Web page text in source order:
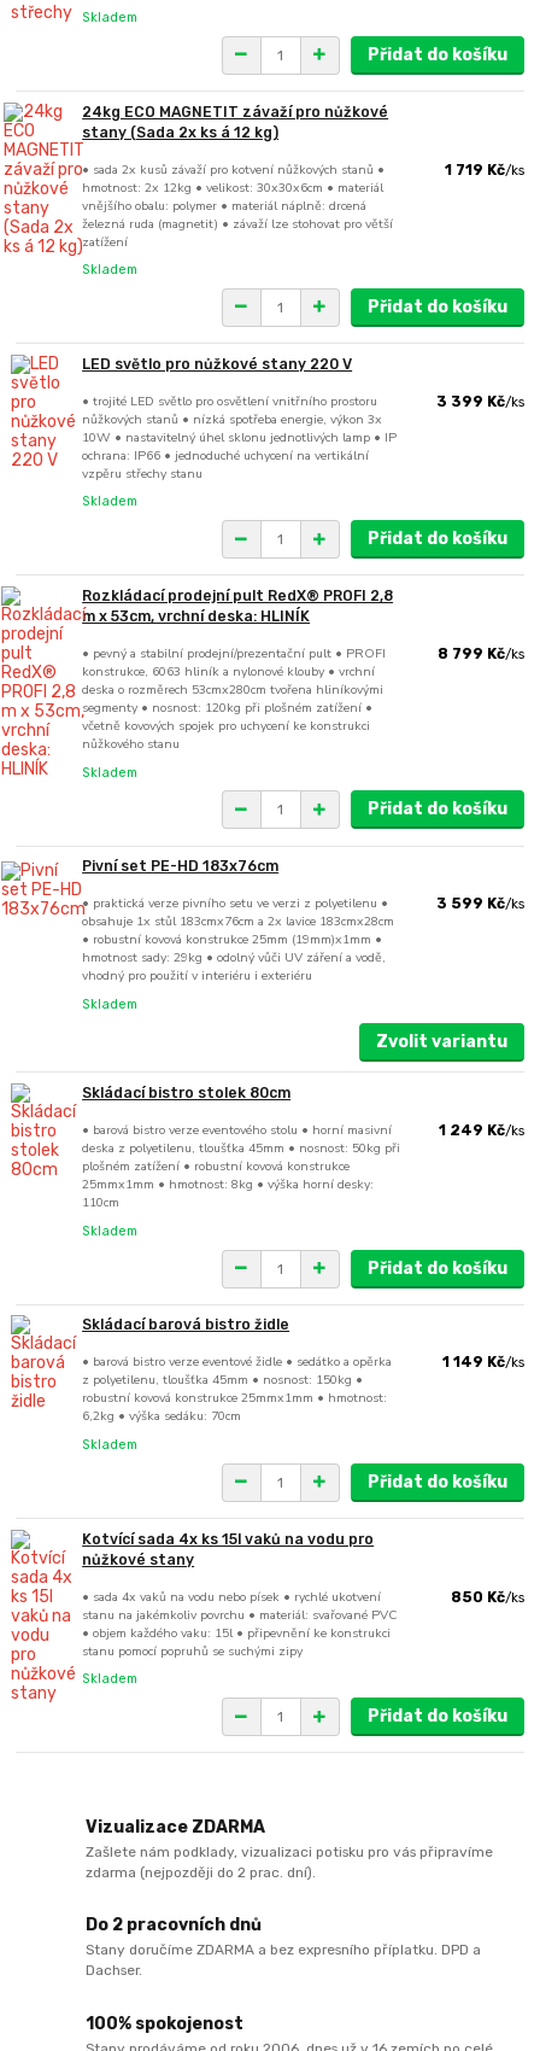
Skladem
Přidat do košíku
24kg ECO MAGNETIT závaží pro nůžkové
stany (Sada 2x ks á 12 kg)
• sada 2x kusů závaží pro kotvení nůžkových stanů •
hmotnost: 2x 12kg • velikost: 30x30x6cm • materiál
vnějšího obalu: polymer • materiál náplně: drcená
železná ruda (magnetit) • závaží lze stohovat pro větší
zatížení
1 719 Kč/ks
Skladem
Přidat do košíku
LED světlo pro nůžkové stany 220 V
• trojité LED světlo pro osvětlení vnitřního prostoru
nůžkových stanů • nízká spotřeba energie, výkon 3x
10W • nastavitelný úhel sklonu jednotlivých lamp • IP
ochrana: IP66 • jednoduché uchycení na vertikální
vzpěru střechy stanu
3 399 Kč/ks
Skladem
Přidat do košíku
Rozkládací prodejní pult RedX® PROFI 2,8
m x 53cm, vrchní deska: HLINÍK
• pevný a stabilní prodejní/prezentační pult • PROFI
konstrukce, 6063 hliník a nylonové klouby • vrchní
deska o rozměrech 53cmx280cm tvořena hliníkovými
segmenty • nosnost: 120kg při plošném zatížení •
včetně kovových spojek pro uchycení ke konstrukci
nůžkového stanu
8 799 Kč/ks
Skladem
Přidat do košíku
Pivní set PE-HD 183x76cm
• praktická verze pivního setu ve verzi z polyetilenu •
obsahuje 1x stůl 183cmx76cm a 2x lavice 183cmx28cm
• robustní kovová konstrukce 25mm (19mm)x1mm •
hmotnost sady: 29kg • odolný vůči UV záření a vodě,
vhodný pro použití v interiéru i exteriéru
3 599 Kč/ks
Skladem
Zvolit variantu
Skládací bistro stolek 80cm
• barová bistro verze eventového stolu • horní masivní
deska z polyetilenu, tloušťka 45mm • nosnost: 50kg při
plošném zatížení • robustní kovová konstrukce
25mmx1mm • hmotnost: 8kg • výška horní desky:
110cm
1 249 Kč/ks
Skladem
Přidat do košíku
Skládací barová bistro židle
• barová bistro verze eventové židle • sedátko a opěrka
z polyetilenu, tloušťka 45mm • nosnost: 150kg •
robustní kovová konstrukce 25mmx1mm • hmotnost:
6,2kg • výška sedáku: 70cm
1 149 Kč/ks
Skladem
Přidat do košíku
Kotvící sada 4x ks 15l vaků na vodu pro
nůžkové stany
• sada 4x vaků na vodu nebo písek • rychlé ukotvení
stanu na jakémkoliv povrchu • materiál: svařované PVC
• objem každého vaku: 15l • připevnění ke konstrukci
stanu pomocí popruhů se suchými zipy
850 Kč/ks
Skladem
Přidat do košíku
Vizualizace ZDARMA
Zašlete nám podklady, vizualizaci potisku pro vás připravíme
zdarma (nejpozději do 2 prac. dní).
Do 2 pracovních dnů
Stany doručíme ZDARMA a bez expresního příplatku. DPD a
Dachser.
100% spokojenost